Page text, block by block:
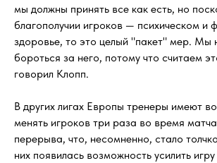
мы должны принять все как есть, но
благополучии игроков — психическом и
здоровье, то это целый "пакет" мер. Мы
бороться за него, потому что считаем
говорил Клопп.
В других лигах Европы тренеры имеют
менять игроков три раза во время
перерыва, что, несомненно, стало
них появилась возможность усилить